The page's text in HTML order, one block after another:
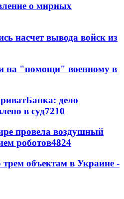
о мирных
насчет вывода войск из
на "помощи" военному в
дело
в суд7210
провела воздушный
роботов4824
объектам в Украине -